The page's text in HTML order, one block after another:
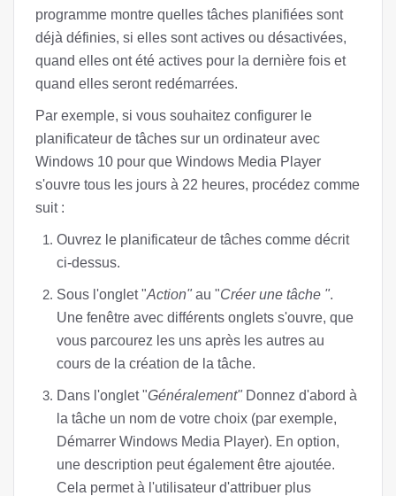
programme montre quelles tâches planifiées sont
déjà définies, si elles sont actives ou désactivées,
quand elles ont été actives pour la dernière fois et
quand elles seront redémarrées.
Par exemple, si vous souhaitez configurer le
planificateur de tâches sur un ordinateur avec
Windows 10 pour que Windows Media Player
s'ouvre tous les jours à 22 heures, procédez comme
suit :
Ouvrez le planificateur de tâches comme décrit
ci-dessus.
Sous l'onglet "Action"au "Créer une tâche ".
Une fenêtre avec différents onglets s'ouvre, que
vous parcourez les uns après les autres au
cours de la création de la tâche.
Dans l'onglet "Généralement"Donnez d'abord à
la tâche un nom de votre choix (par exemple,
Démarrer Windows Media Player). En option,
une description peut également être ajoutée.
Cela permet à l'utilisateur d'attribuer plus